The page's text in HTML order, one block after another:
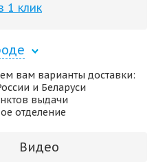
1 клик
вам варианты доставки:
и Беларуси
выдачи
отделение
Видео